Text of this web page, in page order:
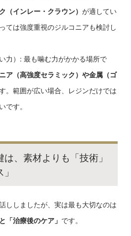
（インレー・クラウン） が適してい
ては強度重視のジルコニアも検討し
力）: 最も噛む力がかかる場所で
ア（高強度セラミック）や金属（ゴ
。範囲が広い場合、レジンだけでは
です。
、素材よりも「技術」
ししましたが、実は最も大切なのは
「治療後のケア」 です。